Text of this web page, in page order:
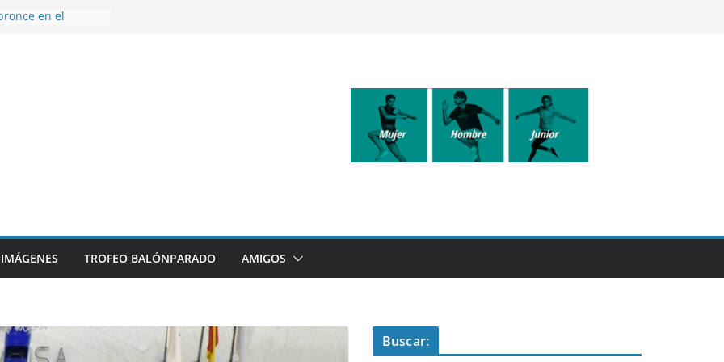
en el
la plantilla y
de
sumando
IMÁGENES TROFEO BALÓNPARADO AMIGOS
Buscar: